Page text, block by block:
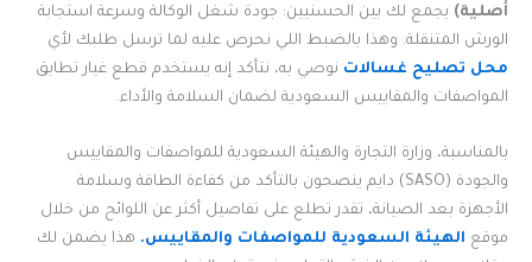
أصلية) يجمع لك بين الحسنيين: جودة شغل الوكالة وسرعة استجابة
الورش المتنقلة. وهذا بالضبط اللي نحرص عليه لما ترسل طلبك لأي
محل تصليح غسالات نوصي به، نتأكد إنه يستخدم قطع غيار تطابق
المواصفات والمقاييس السعودية لضمان السلامة والأداء.
بالمناسبة، وزارة التجارة والهيئة السعودية للمواصفات والمقاييس
والجودة (SASO) دايم ينصحون بالتأكد من كفاءة الطاقة وسلامة
الأجهزة بعد الصيانة، تقدر تطلع على تفاصيل أكثر عن اللوائح من خلال
موقع الهيئة السعودية للمواصفات والمقاييس. هذا يضمن لك